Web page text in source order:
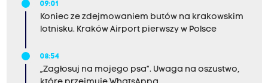
09:01
Koniec ze zdejmowaniem butów na krakowskim
lotnisku. Kraków Airport pierwszy w Polsce
08:54
„Zagłosuj na mojego psa”. Uwaga na oszustwo,